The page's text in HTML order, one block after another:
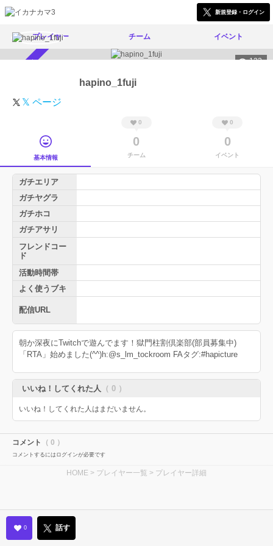
新規登録・ログイン
プレイヤー チーム イベント
122
hapino_1fuji
𝕏 ページ
基本情報
0
0
チーム
0
0
イベント
ガチエリア
ガチヤグラ
ガチホコ
ガチアサリ
フレンドコー
ド
活動時間帯
よく使うブキ
配信URL
朝か深夜にTwitchで遊んでます！獄門柱割倶楽部(部員募集中)
「RTA」始めました(^^)h:@s_lm_tockroom FAタグ:#hapicture
いいね！してくれた人 （ 0 ）
いいね！してくれた人はまだいません。
コメント （ 0 ）
コメントするにはログインが必要です
HOME > プレイヤー一覧 > プレイヤー詳細
0 話す